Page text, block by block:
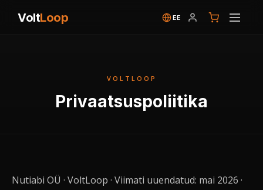
VoltLoop EE
VOLTLOOP
Privaatsuspoliitika
Nutiabi OÜ · VoltLoop · Viimati uuendatud: mai 2026 ·